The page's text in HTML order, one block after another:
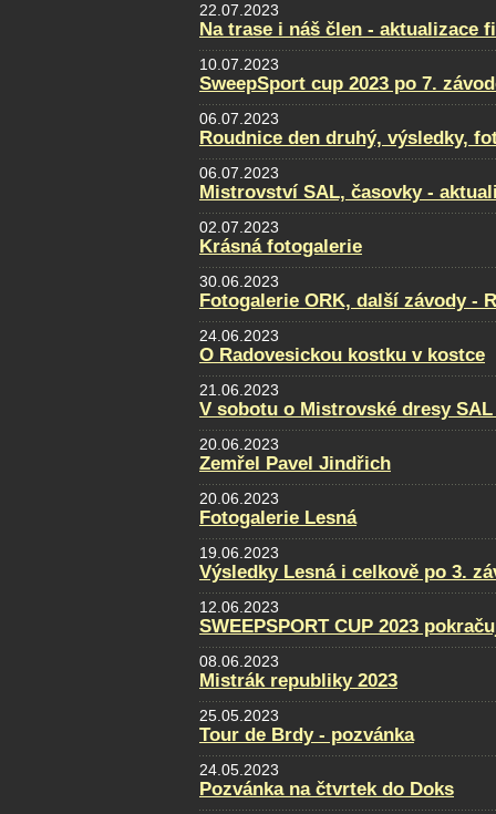
22.07.2023
Na trase i náš člen - aktualizace
10.07.2023
SweepSport cup 2023 po 7.
06.07.2023
Roudnice den druhý, výsledky,
06.07.2023
Mistrovství SAL, časovky -
02.07.2023
Krásná fotogalerie
30.06.2023
Fotogalerie ORK, další závody -
24.06.2023
O Radovesickou kostku v kostce
21.06.2023
V sobotu o Mistrovské dresy
20.06.2023
Zemřel Pavel Jindřich
20.06.2023
Fotogalerie Lesná
19.06.2023
Výsledky Lesná i celkově po 3.
12.06.2023
SWEEPSPORT CUP 2023
08.06.2023
Mistrák republiky 2023
25.05.2023
Tour de Brdy - pozvánka
24.05.2023
Pozvánka na čtvrtek do Doks